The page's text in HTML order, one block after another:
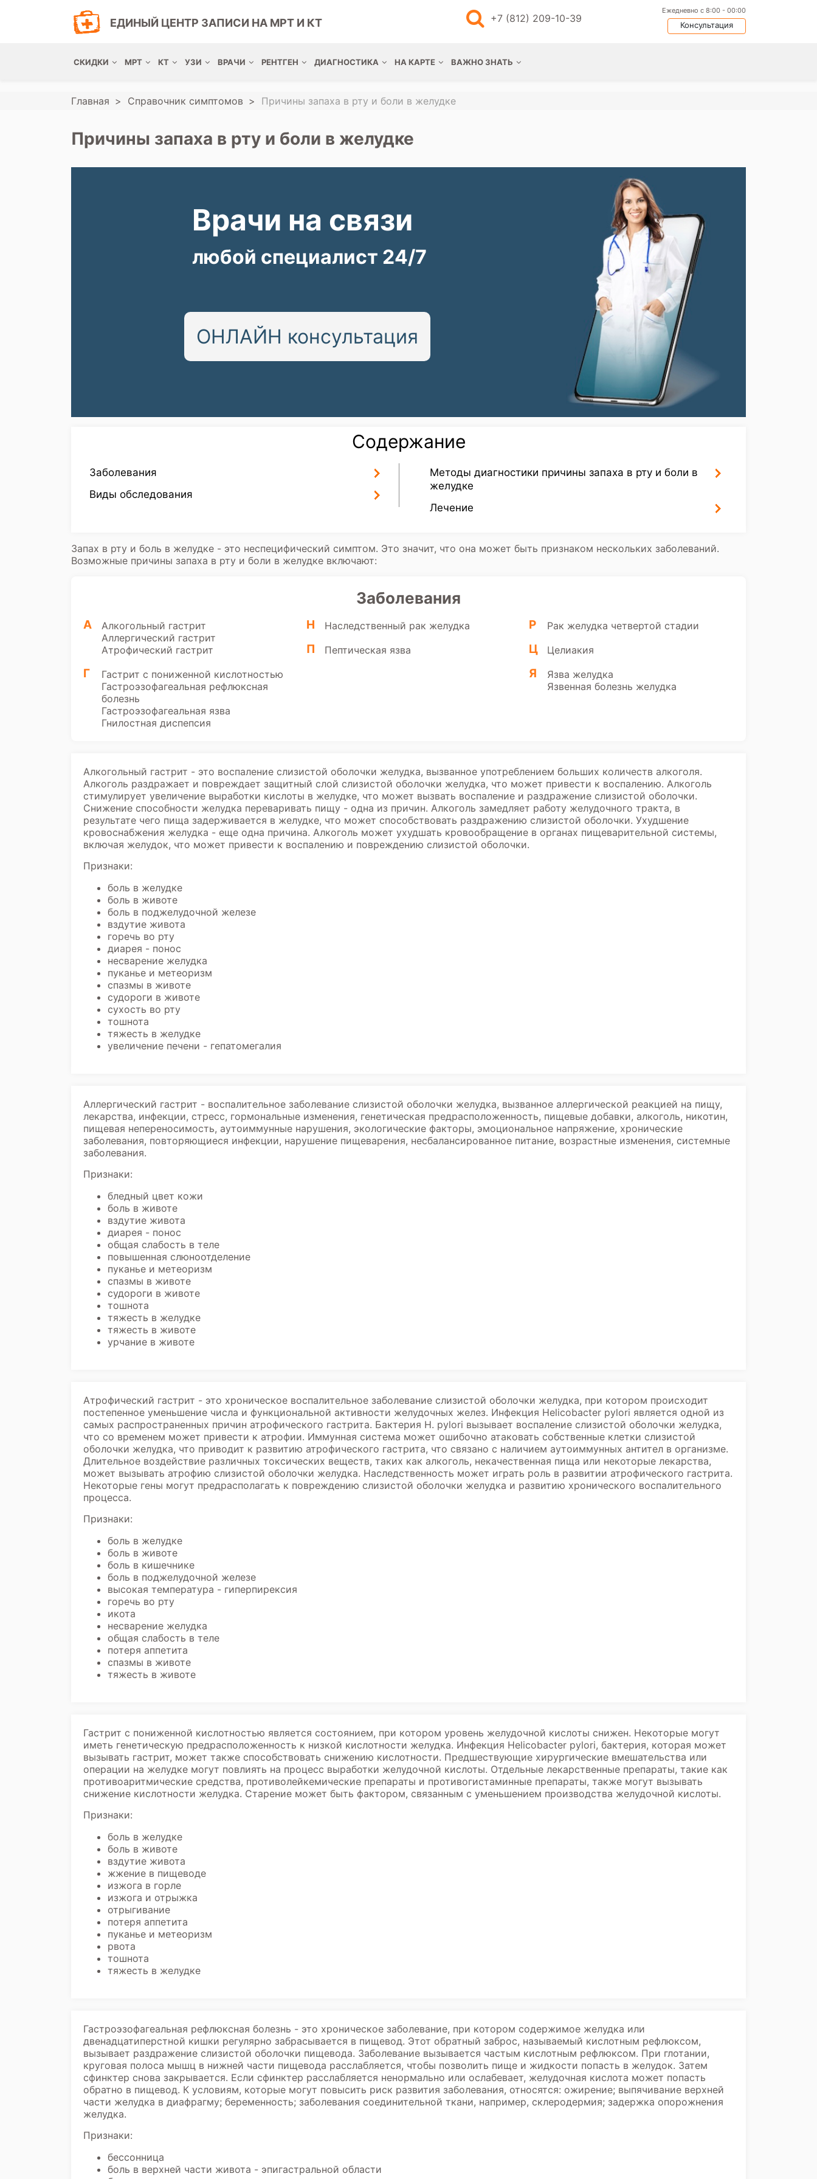
ЕДИНЫЙ ЦЕНТР ЗАПИСИ НА МРТ И КТ +7 (812) 209-10-39
Ежедневно с 8:00 - 00:00
Консультация
СКИДКИ МРТ КТ УЗИ ВРАЧИ РЕНТГЕН ДИАГНОСТИКА НА КАРТЕ ВАЖНО ЗНАТЬ
Главная Справочник симптомов Причины запаха в рту и боли в желудке
Причины запаха в рту и боли в желудке
ОНЛАЙН консультация
Врачи на связи
любой специалист 24/7
Содержание
Заболевания
Виды обследования
Методы диагностики причины запаха в рту и боли в
желудке
Лечение
Запах в рту и боль в желудке - это неспецифический симптом. Это значит, что она может быть признаком нескольких заболеваний.
Возможные причины запаха в рту и боли в желудке включают:
Заболевания
А
Алкогольный гастрит
Аллергический гастрит
Атрофический гастрит
Г
Гастрит с пониженной кислотностью
Гастроэзофагеальная рефлюксная
болезнь
Гастроэзофагеальная язва
Гнилостная диспепсия
Н Наследственный рак желудка
П Пептическая язва
Р Рак желудка четвертой стадии
Ц Целиакия
Я
Язва желудка
Язвенная болезнь желудка
Алкогольный гастрит - это воспаление слизистой оболочки желудка, вызванное употреблением больших количеств алкоголя.
Алкоголь раздражает и повреждает защитный слой слизистой оболочки желудка, что может привести к воспалению. Алкоголь
стимулирует увеличение выработки кислоты в желудке, что может вызвать воспаление и раздражение слизистой оболочки.
Снижение способности желудка переваривать пищу - одна из причин. Алкоголь замедляет работу желудочного тракта, в
результате чего пища задерживается в желудке, что может способствовать раздражению слизистой оболочки. Ухудшение
кровоснабжения желудка - еще одна причина. Алкоголь может ухудшать кровообращение в органах пищеварительной системы,
включая желудок, что может привести к воспалению и повреждению слизистой оболочки.
Признаки:
боль в желудке
боль в животе
боль в поджелудочной железе
вздутие живота
горечь во рту
диарея - понос
несварение желудка
пуканье и метеоризм
спазмы в животе
судороги в животе
сухость во рту
тошнота
тяжесть в желудке
увеличение печени - гепатомегалия
Аллергический гастрит - воспалительное заболевание слизистой оболочки желудка, вызванное аллергической реакцией на пищу,
лекарства, инфекции, стресс, гормональные изменения, генетическая предрасположенность, пищевые добавки, алкоголь, никотин,
пищевая непереносимость, аутоиммунные нарушения, экологические факторы, эмоциональное напряжение, хронические
заболевания, повторяющиеся инфекции, нарушение пищеварения, несбалансированное питание, возрастные изменения, системные
заболевания.
Признаки:
бледный цвет кожи
боль в животе
вздутие живота
диарея - понос
общая слабость в теле
повышенная слюноотделение
пуканье и метеоризм
спазмы в животе
судороги в животе
тошнота
тяжесть в желудке
тяжесть в животе
урчание в животе
Атрофический гастрит - это хроническое воспалительное заболевание слизистой оболочки желудка, при котором происходит
постепенное уменьшение числа и функциональной активности желудочных желез. Инфекция Helicobacter pylori является одной из
самых распространенных причин атрофического гастрита. Бактерия H. pylori вызывает воспаление слизистой оболочки желудка,
что со временем может привести к атрофии. Иммунная система может ошибочно атаковать собственные клетки слизистой
оболочки желудка, что приводит к развитию атрофического гастрита, что связано с наличием аутоиммунных антител в организме.
Длительное воздействие различных токсических веществ, таких как алкоголь, некачественная пища или некоторые лекарства,
может вызывать атрофию слизистой оболочки желудка. Наследственность может играть роль в развитии атрофического гастрита.
Некоторые гены могут предрасполагать к повреждению слизистой оболочки желудка и развитию хронического воспалительного
процесса.
Признаки:
боль в желудке
боль в животе
боль в кишечнике
боль в поджелудочной железе
высокая температура - гиперпирексия
горечь во рту
икота
несварение желудка
общая слабость в теле
потеря аппетита
спазмы в животе
тяжесть в животе
Гастрит с пониженной кислотностью является состоянием, при котором уровень желудочной кислоты снижен. Некоторые могут
иметь генетическую предрасположенность к низкой кислотности желудка. Инфекция Helicobacter pylori, бактерия, которая может
вызывать гастрит, может также способствовать снижению кислотности. Предшествующие хирургические вмешательства или
операции на желудке могут повлиять на процесс выработки желудочной кислоты. Отдельные лекарственные препараты, такие как
противоаритмические средства, противолейкемические препараты и противогистаминные препараты, также могут вызывать
снижение кислотности желудка. Старение может быть фактором, связанным с уменьшением производства желудочной кислоты.
Признаки:
боль в желудке
боль в животе
вздутие живота
жжение в пищеводе
изжога в горле
изжога и отрыжка
отрыгивание
потеря аппетита
пуканье и метеоризм
рвота
тошнота
тяжесть в желудке
Гастроэзофагеальная рефлюксная болезнь - это хроническое заболевание, при котором содержимое желудка или
двенадцатиперстной кишки регулярно забрасывается в пищевод. Этот обратный заброс, называемый кислотным рефлюксом,
вызывает раздражение слизистой оболочки пищевода. Заболевание вызывается частым кислотным рефлюксом. При глотании,
круговая полоса мышц в нижней части пищевода расслабляется, чтобы позволить пище и жидкости попасть в желудок. Затем
сфинктер снова закрывается. Если сфинктер расслабляется ненормально или ослабевает, желудочная кислота может попасть
обратно в пищевод. К условиям, которые могут повысить риск развития заболевания, относятся: ожирение; выпячивание верхней
части желудка в диафрагму; беременность; заболевания соединительной ткани, например, склеродермия; задержка опорожнения
желудка.
Признаки:
бессонница
боль в верхней части живота - эпигастральной области